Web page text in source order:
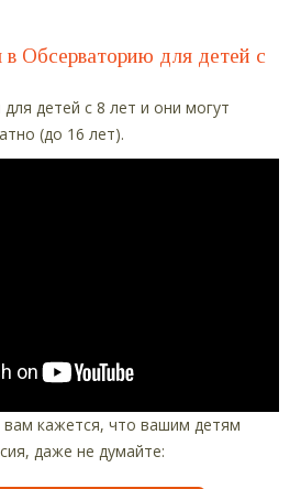
в Обсерваторию для детей с
для детей с 8 лет и они могут
(до 16 лет).
вам кажется, что вашим детям
даже не думайте: